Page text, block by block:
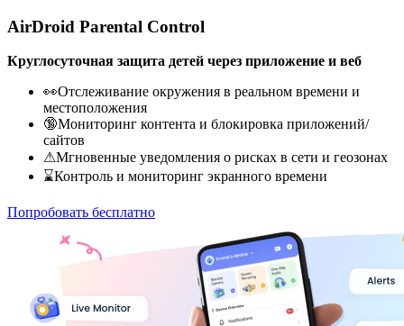
AirDroid Parental Control
Круглосуточная защита детей через приложение и веб
👀Отслеживание окружения в реальном времени и
местоположения
🔞Мониторинг контента и блокировка приложений/
сайтов
⚠Мгновенные уведомления о рисках в сети и геозонах
⌛Контроль и мониторинг экранного времени
Попробовать бесплатно